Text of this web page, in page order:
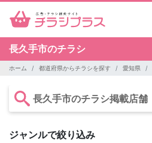
長久手市のチラシ
ホーム 都道府県からチラシを探す 愛知県
長久手市のチラシ掲載店舗
ジャンルで絞り込み